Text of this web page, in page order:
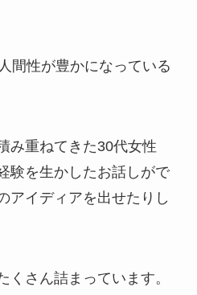
間性が豊かになっている
み重ねてきた30代女性
験を生かしたお話しがで
アイディアを出せたりし
くさん詰まっています。